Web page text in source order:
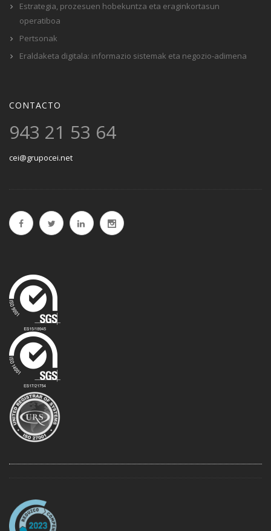
Estrategia, prozesuen hobekuntza eta eraginkortasun
operatiboa
Pertsonak
Eraldaketa digitala: informazio sistemak eta negozio-adimena
CONTACTO
943 21 53 64
cei@grupocei.net